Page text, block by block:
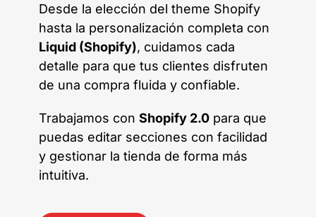
Desde la elección del theme Shopify
hasta la personalización completa con
Liquid (Shopify), cuidamos cada
detalle para que tus clientes disfruten
de una compra fluida y confiable.
Trabajamos con Shopify 2.0 para que
puedas editar secciones con facilidad
y gestionar la tienda de forma más
intuitiva.